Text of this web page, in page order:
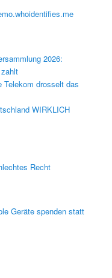
2026:
Telekom drosselt das
WIRKLICH
Recht
Geräte spenden statt